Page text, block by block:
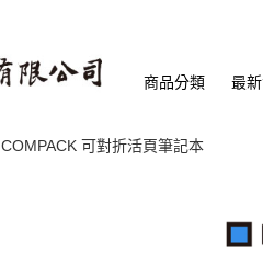
商品分類 最
COMPACK 可對折活頁筆記本